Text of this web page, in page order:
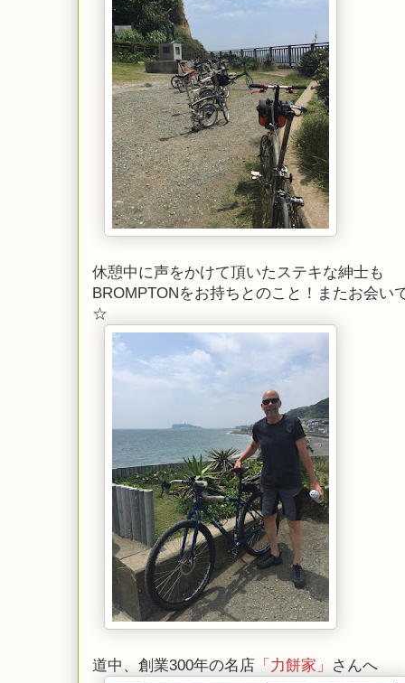
休憩中に声をかけて頂いたステキな紳士も
BROMPTONをお持ちとのこと！またお会い
☆
道中、創業300年の名店 「力餅家」 さんへ